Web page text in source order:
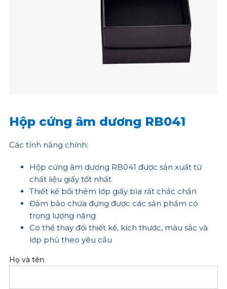
Hộp cứng âm dương RB041
Các tính năng chính:
Hộp cứng âm dương RB041 được sản xuất từ
chất liệu giấy tốt nhất
Thiết kế bồi thêm lớp giấy bìa rất chắc chắn
Đảm bảo chứa đựng được các sản phẩm có
trọng lượng nặng
Có thể thay đổi thiết kế, kích thước, màu sắc và
lớp phủ theo yêu cầu
Họ và tên